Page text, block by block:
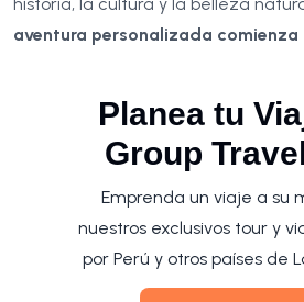
aventura personalizada comienza
Planea tu
Group
Emprenda un viaje a su
nuestros exclusivos tour y
por Perú y otros países de